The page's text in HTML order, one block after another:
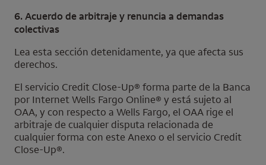
6. Acuerdo de arbitraje y renuncia a demandas
colectivas
Lea esta sección detenidamente, ya que afecta sus
derechos.
El servicio Credit Close-Up® forma parte de la Banca
por InternetWells Fargo Online® y está sujeto al
OAA, y con respecto a Wells Fargo, el OAA rige el
arbitraje de cualquier disputa relacionada de
cualquier forma con este Anexo o el servicio Credit
Close-Up®.